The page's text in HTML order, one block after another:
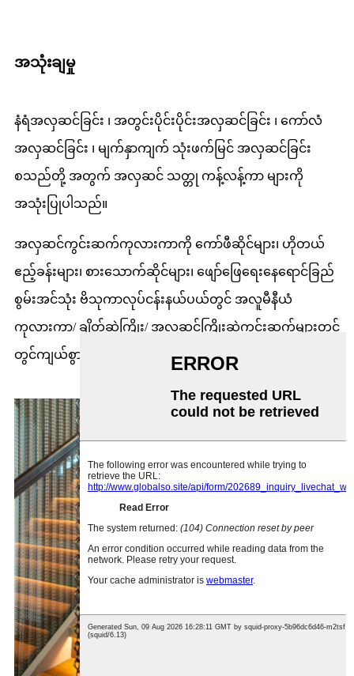
အသုံးချမှု
နံရံအလှဆင်ခြင်း ၊ အတွင်းပိုင်းပိုင်းအလှဆင်ခြင်း ၊ ကော်လံ
အလှဆင်ခြင်း ၊ မျက်နှာကျက် သုံးဖက်မြင် အလှဆင်ခြင်း
စသည်တို့ အတွက် အလှဆင် သတ္တု ကန့်လန့်ကာ များကို
အသုံးပြုပါသည်။
အလှဆင်ကွင်းဆက်ကုလားကာကို ကော်ဖီဆိုင်များ၊ ဟိုတယ်
ဧည့်ခန်းများ၊ စားသောက်ဆိုင်များ၊ ဖျော်ဖြေရေးနေရောင်ခြည်
စွမ်းအင်သုံး ဗိသုကာလုပ်ငန်းနယ်ပယ်တွင် အလူမီနီယံ
ကုလားကာ/ ချိတ်ဆွဲကြိုး/ အလှဆင်ကြိုးဆွဲကွင်းဆက်များတွင်
တွင်ကျယ်စွာအသုံးပြုပါသည်။